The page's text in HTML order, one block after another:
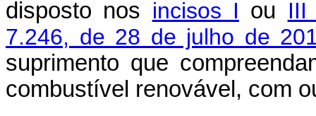
disposto nos incisos I ou III
7.246, de 28 de julho de
suprimento que
combustível renovável, com